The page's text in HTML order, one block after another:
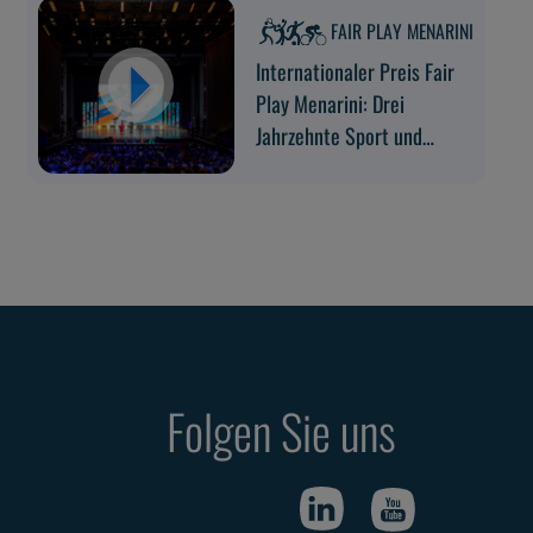
FAIR PLAY MENARINI
Internationaler Preis Fair
Play Menarini: Drei
Jahrzehnte Sport und
Folgen Sie uns